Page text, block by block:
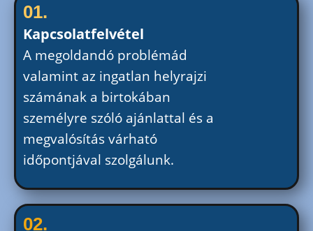
01.
Kapcsolatfelvétel
A megoldandó problémád
valamint az ingatlan helyrajzi
számának a birtokában
személyre szóló ajánlattal és a
megvalósítás várható
időpontjával szolgálunk.
02.